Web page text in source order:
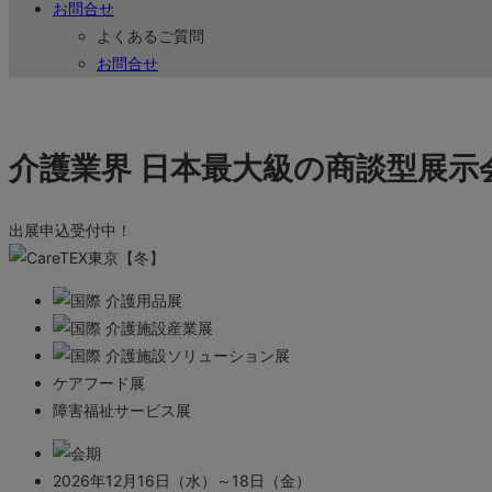
お問合せ
よくあるご質問
お問合せ
介護業界 日本最大級の商談型展示
出展申込受付中！
介護用品展
介護施設産業展
介護施設ソリューション展
ケアフード展
障害福祉サービス展
2026年12月 16日（水）～ 18日（金）